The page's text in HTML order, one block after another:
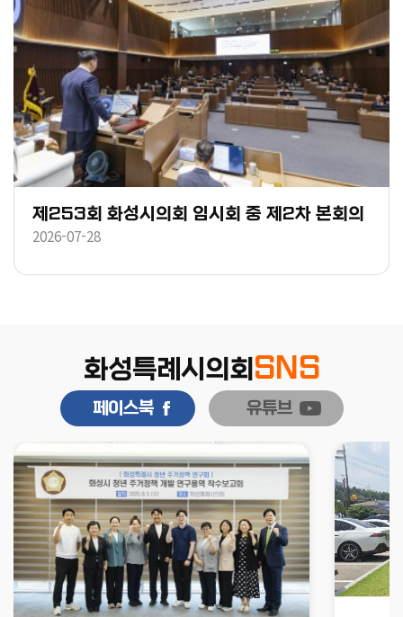
제253회 화성시의회 임시회 중 제2차 본회의
2026-07-28
화성특례시의회 SNS
페이스북 유튜브